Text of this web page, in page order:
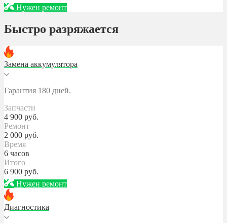
Нужен ремонт
Быстро разряжается
Замена аккумулятора
Гарантия 180 дней.
Запчасти
4 900 руб.
Ремонт
2 000 руб.
Время
6 часов
Итого
6 900 руб.
Нужен ремонт
Диагностика